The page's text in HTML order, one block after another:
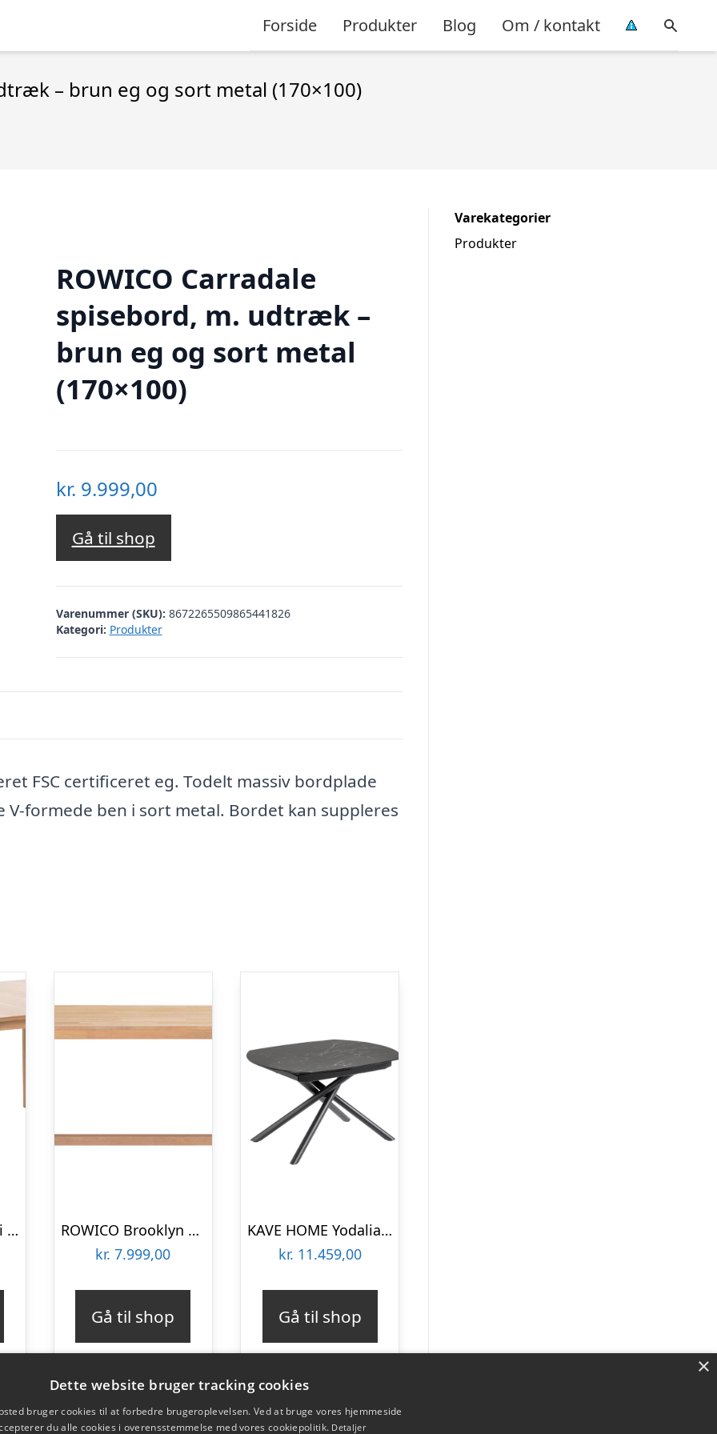
Forside Produkter Blog Om / kontakt
– brun eg og sort metal (170×100)
ROWICO Carradale
spisebord, m. udtræk –
brun eg og sort metal
(170×100)
kr. 9.999,00
Gå til shop
Varenummer (SKU): 8672265509865441826
Kategori: Produkter
FSC certificeret eg. Todelt massiv bordplade
formede ben i sort metal. Bordet kan suppleres
Liseleje spisebord i hvidpigmenteret eg 200 x 100 cm med mulighed for tillægsplade.
ROWICO Brooklyn spisebord – børstet eg m. udtræk (170×95)
kr. 7.999,00
Gå til shop
KAVE HOME Yodalia spisebord, m. udtræk – sort glas, keramik og stål (130(190)x100)
kr. 11.459,00
Gå til shop
Varekategorier
Produkter
×
Dette website bruger tracking cookies
bruger cookies til at forbedre brugeroplevelsen. Ved at bruge vores hjemmeside
du alle cookies i overensstemmelse med vores cookiepolitik. Detaljer